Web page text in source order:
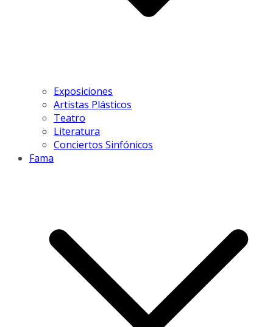
Exposiciones
Artistas Plásticos
Teatro
Literatura
Conciertos Sinfónicos
Fama